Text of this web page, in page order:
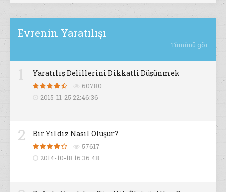
Evrenin Yaratılışı
Tümünü gör
Yaratılış Delillerini Dikkatli Düşünmek
60780
2015-11-25 22:46:36
2 Bir Yıldız Nasıl Oluşur?
57617
2014-10-18 16:36:48